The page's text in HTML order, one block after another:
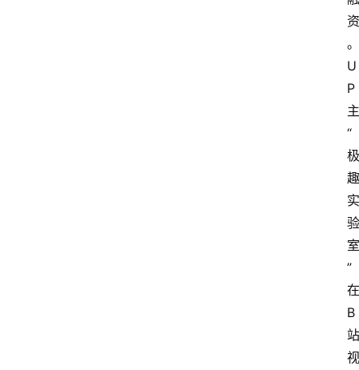
资
。
U
P
主
“
极
趣
实
验
室
”
在
B
站
视